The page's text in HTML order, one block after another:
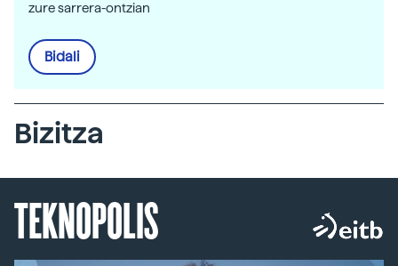
zure sarrera-ontzian
Bidali
Bizitza
TEKNOPOLIS